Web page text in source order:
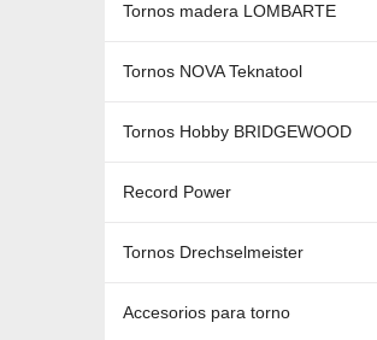
Tornos madera LOMBARTE
Tornos NOVA Teknatool
Tornos Hobby BRIDGEWOOD
Record Power
Tornos Drechselmeister
Accesorios para torno